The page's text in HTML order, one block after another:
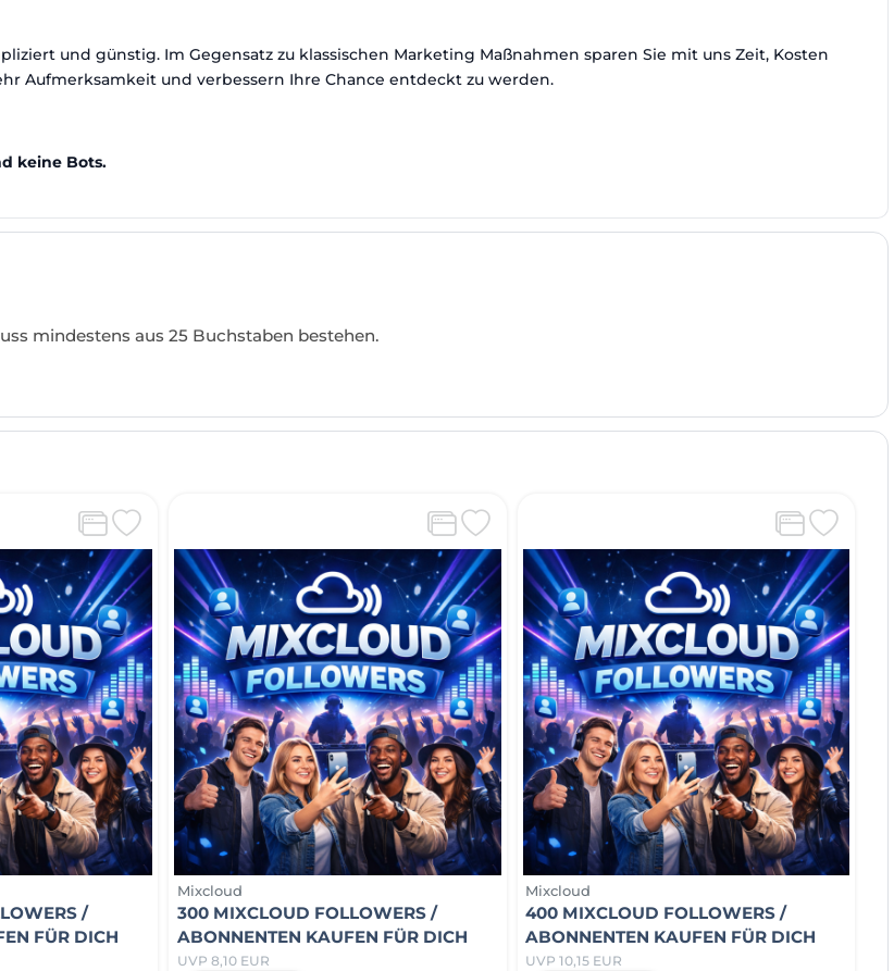
und günstig. Im Gegensatz zu klassischen Marketing Maßnahmen sparen Sie mit uns Zeit, Kosten
Aufmerksamkeit und verbessern Ihre Chance entdeckt zu werden.
keine Bots.
mindestens aus 25 Buchstaben bestehen.
/
FÜR DICH
Mixcloud
300 MIXCLOUD FOLLOWERS /
ABONNENTEN KAUFEN FÜR DICH
UVP 8,10 EUR
Mixcloud
400 MIXCLOUD FOLLOWERS /
ABONNENTEN KAUFEN FÜR DICH
UVP 10,15 EUR